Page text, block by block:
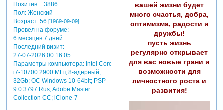
Позитив: +3886
Пол:Женский
Возраст:56 [1969-09-09]
Провел на форуме:
6 месяцев 7 дней
Последний визит:
27-07-2026 00:16:05
Параметры компьютера:Intel Core
i7-10700 2900 МГц 8-ядерный;
32Gb; ОС Windows 10-64bit; PSP
9.0.3797 Rus; Adobe Master
Collection СС; iClone-7
вашей жизни будет
много счастья, добра,
оптимизма, радости и
дружбы!
пусть жизнь
регулярно открывает
для вас новые грани и
возможности для
личностного роста и
развития!